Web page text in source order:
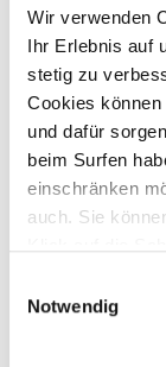
Wir verwenden
Ihr Erlebnis auf
stetig zu
Cookies
und dafür
beim Surfen
einschränken
auch. Sie
alle Cookies
Notwendig
– 300